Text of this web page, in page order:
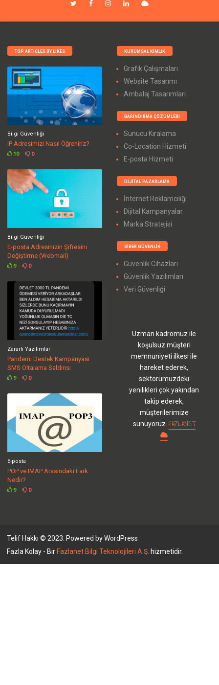
TOP ARTICLES BY LIKES
Bilgi Güvenliği
IP Adresimizi Nasıl Öğreniriz?
10 0
Bilgi Güvenliği
E-posta Adresinizin Şifresini
Değiştirme (Webmail)
9 0
Zararlı Yazılımlar
Pandemi Destek Kampanyası
SMS Oltalama Saldırısı
9 0
E-posta
POP ve IMAP Arasındaki Fark
Nedir?
9 0
KURUMSAL KIMLIK
Grafik Çalışmaları
Website Tasarımı
Ambalaj Tasarımları
BARINDIRMA ÇÖZÜMLERI
Sunucu Kiralama
Co-Location Hizmeti
E-posta Hizmeti
DIJITAL PAZARLAMA
İnternet Reklamcılığı
Dijital Kampanyalar
Marka Stratejisi
SIBER GÜVENLIK
Güvenlik Cihazları
Güvenlik Yazılımları
Veri Güvenliği
Uzman kadromuz ile
koşulsuz müşteri
memnuniyeti ilkesi ile
hareket ederek,
sektörümüzdeki
yenilikleri çok yakından
takip ederek,
müşterilerimize
sunuyoruz. FAZLANET
Telif Hakkı © 2023. Powered by WordPress
Fazla Kolay - Bir Fazlanet Bilgi Teknolojileri A.Ş. hizmetidir.